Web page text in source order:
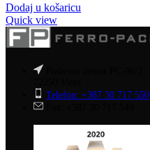
Dodaj u košaricu
Quick view
Telefon: +387 30 717 550